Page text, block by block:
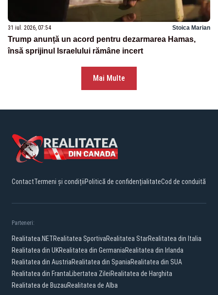
31 iul. 2026, 07:54 Stoica Marian
Trump anunță un acord pentru dezarmarea Hamas,
însă sprijinul Israelului rămâne incert
Mai Multe
ContactTermeni și condițiiPolitică de confidențialitateCod de conduită
Parteneri:
Realitatea.NETRealitatea SportivaRealitatea StarRealitatea din Italia
Realitatea din UKRealitatea din GermaniaRealitatea din Irlanda
Realitatea din AustriaRealitatea din SpaniaRealitatea din SUA
Realitatea din FrantaLibertatea ZileiRealitatea de Harghita
Realitatea de BuzauRealitatea de Alba